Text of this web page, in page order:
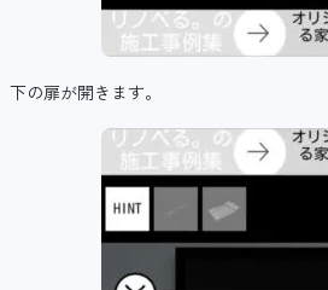
下の扉が開きます。